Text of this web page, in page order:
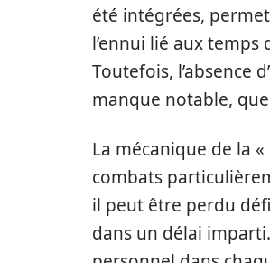
été intégrées,
l’ennui lié aux temps
Toutefois, l’absence
manque notable,
La mécanique de la
combats
il peut être perdu
dans un délai